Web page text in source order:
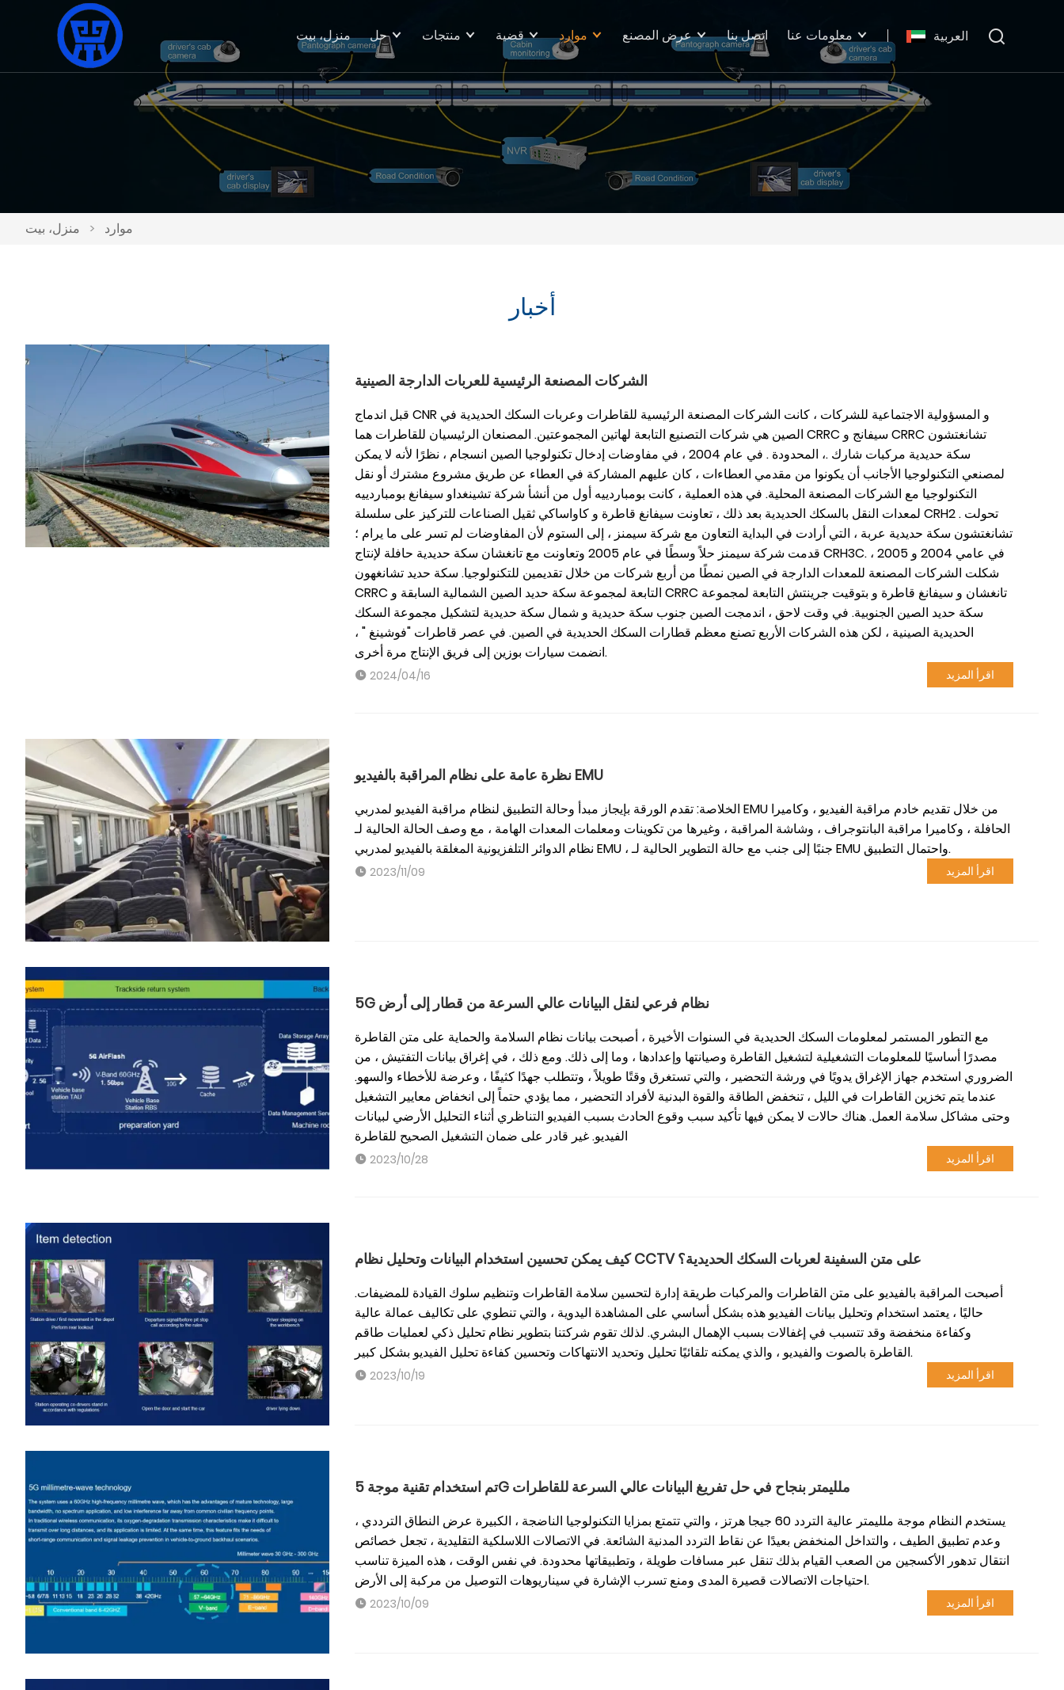
العربية منزل، بيت حل منتجات قضية موارد عرض المصنع اتصل بنا معلومات عنا
منزل، بيت > موارد
أخبار
الشركات المصنعة الرئيسية للعربات الدارجة الصينية
قبل اندماج CNR و المسؤولية الاجتماعية للشركات ، كانت الشركات المصنعة الرئيسية للقاطرات وعربات السكك الحديدية في
الصين هي شركات التصنيع التابعة لهاتين المجموعتين. المصنعان الرئيسيان للقاطرات هما CRRC سيفانج و CRRC تشانغتشون
سكة حديدية مركبات شارك .، المحدودة . في عام 2004 ، في مفاوضات إدخال تكنولوجيا الصين انسجام ، نظرًا لأنه لا يمكن
لمصنعي التكنولوجيا الأجانب أن يكونوا من مقدمي العطاءات ، كان عليهم المشاركة في العطاء عن طريق مشروع مشترك أو نقل
التكنولوجيا مع الشركات المصنعة المحلية. في هذه العملية ، كانت بومباردييه أول من أنشأ شركة تشينغداو سيفانغ بومباردييه
لمعدات النقل بالسكك الحديدية بعد ذلك ، تعاونت سيفانغ قاطرة و كاواساكي ثقيل الصناعات للتركيز على سلسلة CRH2 . تحولت
تشانغتشون سكة حديدية عربة ، التي أرادت في البداية التعاون مع شركة سيمنز ، إلى الستوم لأن المفاوضات لم تسر على ما يرام ؛
قدمت شركة سيمنز حلاً وسطًا في عام 2005 وتعاونت مع تانغشان سكة حديدية حافلة لإنتاج CRH3C. في عامي 2004 و 2005 ،
شكلت الشركات المصنعة للمعدات الدارجة في الصين نمطًا من أربع شركات من خلال تقديمين للتكنولوجيا. سكة حديد تشانغهون
CRRC التابعة لمجموعة سكة حديد الصين الشمالية السابقة و CRRC تانغشان و سيفانغ قاطرة و بتوقيت جرينتش التابعة لمجموعة
سكة حديد الصين الجنوبية. في وقت لاحق ، اندمجت الصين جنوب سكة حديدية و شمال سكة حديدية لتشكيل مجموعة السكك
الحديدية الصينية ، لكن هذه الشركات الأربع تصنع معظم قطارات السكك الحديدية في الصين. في عصر قاطرات "فوشينغ " ،
انضمت سيارات بوزين إلى فريق الإنتاج مرة أخرى.
2024/04/16 اقرأ المزيد
نظرة عامة على نظام المراقبة بالفيديو EMU
الخلاصة: تقدم الورقة بإيجاز مبدأ وحالة التطبيق لنظام مراقبة الفيديو لمدربي EMU من خلال تقديم خادم مراقبة الفيديو ، وكاميرا
الحافلة ، وكاميرا مراقبة البانتوجراف ، وشاشة المراقبة ، وغيرها من تكوينات ومعلمات المعدات الهامة ، مع وصف الحالة الحالية لـ
نظام الدوائر التلفزيونية المغلقة بالفيديو لمدربي EMU ، جنبًا إلى جنب مع حالة التطوير الحالية لـ EMU واحتمال التطبيق.
2023/11/09 اقرأ المزيد
5G نظام فرعي لنقل البيانات عالي السرعة من قطار إلى أرض
مع التطور المستمر لمعلومات السكك الحديدية في السنوات الأخيرة ، أصبحت بيانات نظام السلامة والحماية على متن القاطرة
مصدرًا أساسيًا للمعلومات التشغيلية لتشغيل القاطرة وصيانتها وإعدادها ، وما إلى ذلك. ومع ذلك ، في إغراق بيانات التفتيش ، من
الضروري استخدم جهاز الإغراق يدويًا في ورشة التحضير ، والتي تستغرق وقتًا طويلاً ، وتتطلب جهدًا كثيفًا ، وعرضة للأخطاء والسهو.
عندما يتم تخزين القاطرات في الليل ، تنخفض الطاقة والقوة البدنية لأفراد التحضير ، مما يؤدي حتماً إلى انخفاض معايير التشغيل
وحتى مشاكل سلامة العمل. هناك حالات لا يمكن فيها تأكيد سبب وقوع الحادث بسبب الفيديو التناظري أثناء التحليل الأرضي لبيانات
الفيديو. غير قادر على ضمان التشغيل الصحيح للقاطرة
2023/10/28 اقرأ المزيد
كيف يمكن تحسين استخدام البيانات وتحليل نظام CCTV على متن السفينة لعربات السكك الحديدية؟
أصبحت المراقبة بالفيديو على متن القاطرات والمركبات طريقة إدارة لتحسين سلامة القاطرات وتنظيم سلوك القيادة للمضيفات.
حاليًا ، يعتمد استخدام وتحليل بيانات الفيديو هذه بشكل أساسي على المشاهدة اليدوية ، والتي تنطوي على تكاليف عمالة عالية
وكفاءة منخفضة وقد تتسبب في إغفالات بسبب الإهمال البشري. لذلك تقوم شركتنا بتطوير نظام تحليل ذكي لعمليات طاقم
القاطرة بالصوت والفيديو ، والذي يمكنه تلقائيًا تحليل وتحديد الانتهاكات وتحسين كفاءة تحليل الفيديو بشكل كبير.
2023/10/19 اقرأ المزيد
تم استخدام تقنية موجة 5G ملليمتر بنجاح في حل تفريغ البيانات عالي السرعة للقاطرات
يستخدم النظام موجة ملليمتر عالية التردد 60 جيجا هرتز ، والتي تتمتع بمزايا التكنولوجيا الناضجة ، الكبيرة عرض النطاق الترددي ،
وعدم تطبيق الطيف ، والتداخل المنخفض بعيدًا عن نقاط التردد المدنية الشائعة. في الاتصالات اللاسلكية التقليدية ، تجعل خصائص
انتقال تدهور الأكسجين من الصعب القيام بذلك تنقل عبر مسافات طويلة ، وتطبيقاتها محدودة. في نفس الوقت ، هذه الميزة تناسب
احتياجات الاتصالات قصيرة المدى ومنع تسرب الإشارة في سيناريوهات التوصيل من مركبة إلى الأرض.
2023/10/09 اقرأ المزيد